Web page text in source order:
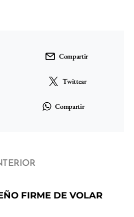
Compartir
Twittear
Compartir
FIRME DE VOLAR